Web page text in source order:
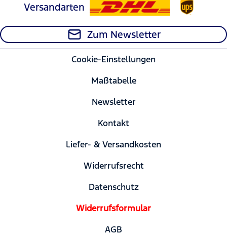
Versandarten
Zum Newsletter
Cookie-Einstellungen
Maßtabelle
Newsletter
Kontakt
Liefer- & Versandkosten
Widerrufsrecht
Datenschutz
Widerrufsformular
AGB